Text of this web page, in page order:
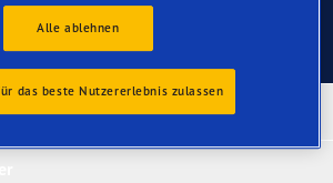
Alle ablehnen
das beste Nutzererlebnis zulassen